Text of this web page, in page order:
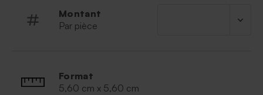
Montant
Par pièce
Format
5,60 cm x 5,60 cm